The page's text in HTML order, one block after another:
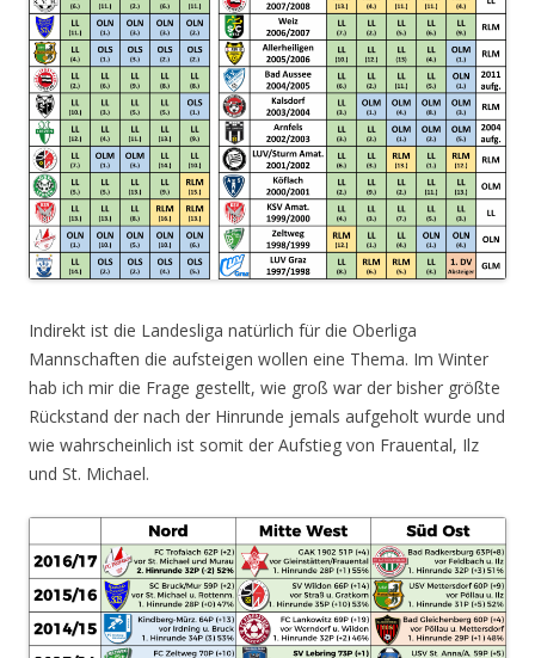
Indirekt ist die Landesliga natürlich für die Oberliga
Mannschaften die aufsteigen wollen eine Thema. Im Winter
hab ich mir die Frage gestellt, wie groß war der bisher größte
Rückstand der nach der Hinrunde jemals aufgeholt wurde und
wie wahrscheinlich ist somit der Aufstieg von Frauental, Ilz
und St. Michael.